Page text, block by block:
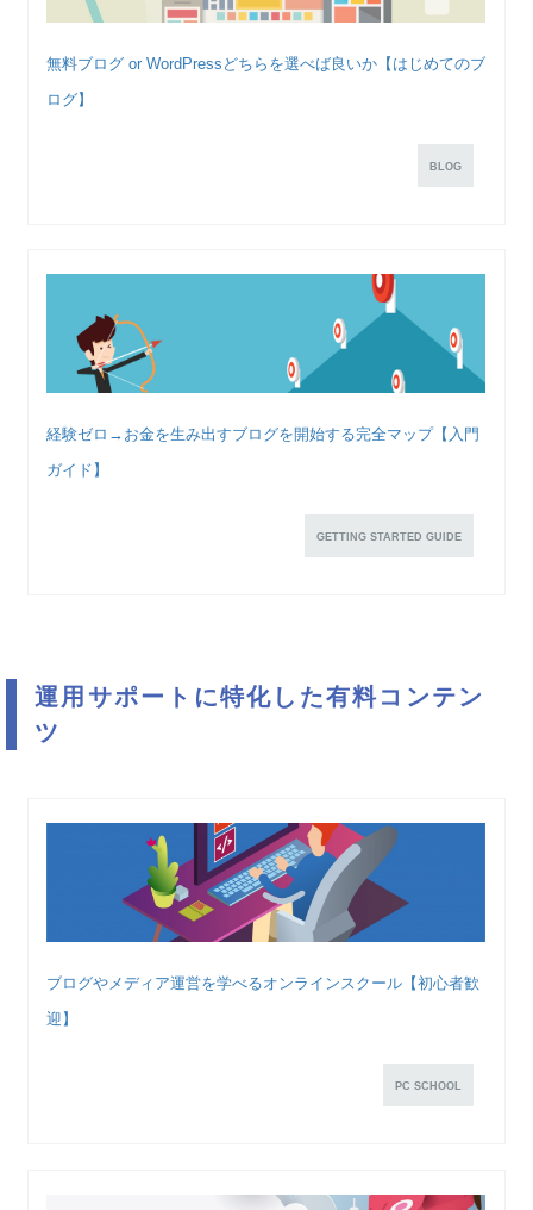
無料ブログ or WordPressどちらを選べば良いか【はじめてのブ
ログ】
BLOG
経験ゼロ→お金を生み出すブログを開始する完全マップ【入門
ガイド】
GETTING STARTED GUIDE
運用サポートに特化した有料コンテン
ツ
ブログやメディア運営を学べるオンラインスクール【初心者歓
迎】
PC SCHOOL